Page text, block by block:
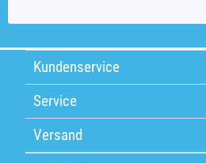
Kundenservice
Service
Versand